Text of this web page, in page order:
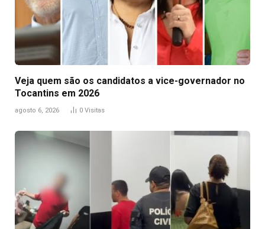
Veja quem são os candidatos a vice-governador no
Tocantins em 2026
agosto 6, 2026 0 Visitas